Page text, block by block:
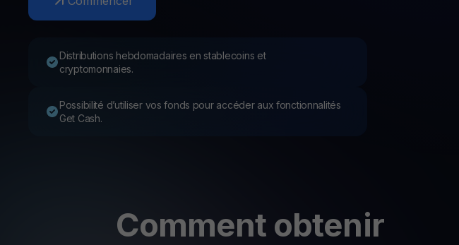
Web3 wallet
Distributions hebdomadaires en stablecoins et
cryptomonnaies.
Possibilité d’utiliser vos fonds pour accéder aux fonctionnalités
Get Cash.
Comment obtenir